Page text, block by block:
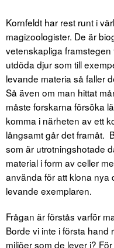
Kornfeldt har rest runt i
magizoologister. De är
vetenskapliga
utdöda djur som till
levande materia så faller
Så även om man hittat
måste forskarna försöka
komma i närheten av ett
långsamt går det framåt.
som är utrotningshotade
material i form av celler
använda för att klona nya
levande exemplaren.
Frågan är förstås varför
Borde vi inte i första
miljöer som de lever i?